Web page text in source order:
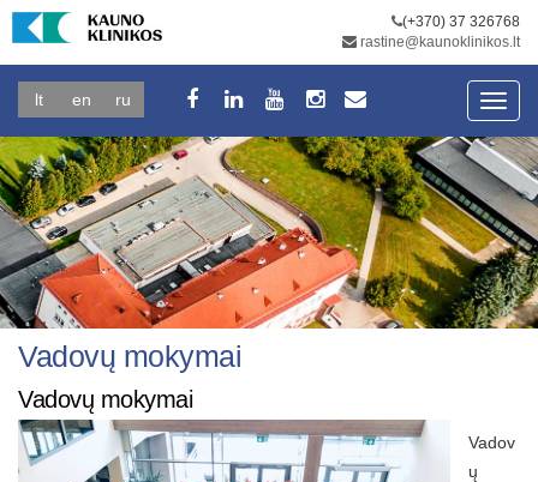
(+370) 37 326768
rastine@kaunoklinikos.lt
lt en ru
Vadovų mokymai
Vadovų mokymai
Vadov
ų